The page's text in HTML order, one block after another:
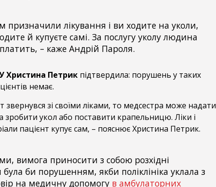
призначили лікування і ви ходите на уколи,
й купуєте самі. За послугу уколу людина
– каже Андрій Пароля.
Христина Петрик підтвердила: порушень у таких
немає.
звернувся зі своїми ліками, то медсестра може надати
зробити укол або поставити крапельницю. Ліки і
пацієнт купує сам, – пояснює Христина Петрик.
вимога приносити з собою розхідні
була би порушенням, якби поліклініка уклала з
на медичну допомогу в амбулаторних